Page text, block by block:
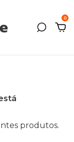
0
produtos.